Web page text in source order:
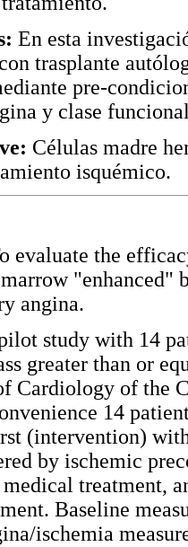
En esta
trasplante
pre-
y clase
Células madre
isquémico.
evaluate the
"enhanced"
angina.
study with 14
greater than or
Cardiology of the
14
(intervention)
by ischemic
treatment,
Baseline
ischemia